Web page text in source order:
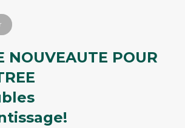
NOUVEAUTE POUR